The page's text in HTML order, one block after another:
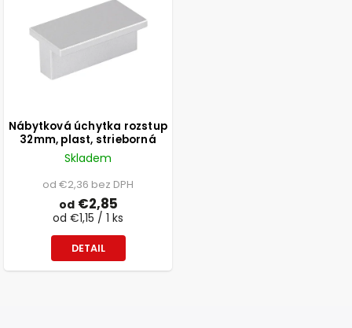
Nábytková úchytka rozstup
32mm, plast, strieborná
Skladem
od €2,36 bez DPH
od€2,85
od €1,15 / 1 ks
DETAIL